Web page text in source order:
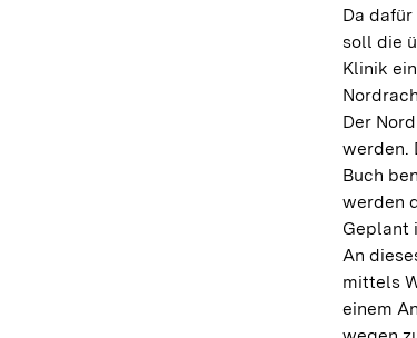
Da
soll die
Klinik
Der
werden.
Buch
werden
Geplant
An
mittels
einem